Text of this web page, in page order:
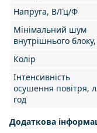
Напруга, В/Гц/Ф
Мінімальний шум
внутрішнього
Колір
Інтенсивність
осушення повітря,
год
Додаткова